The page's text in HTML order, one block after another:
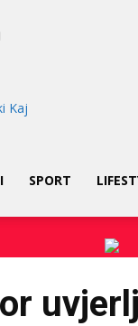
Kaj
SPORT